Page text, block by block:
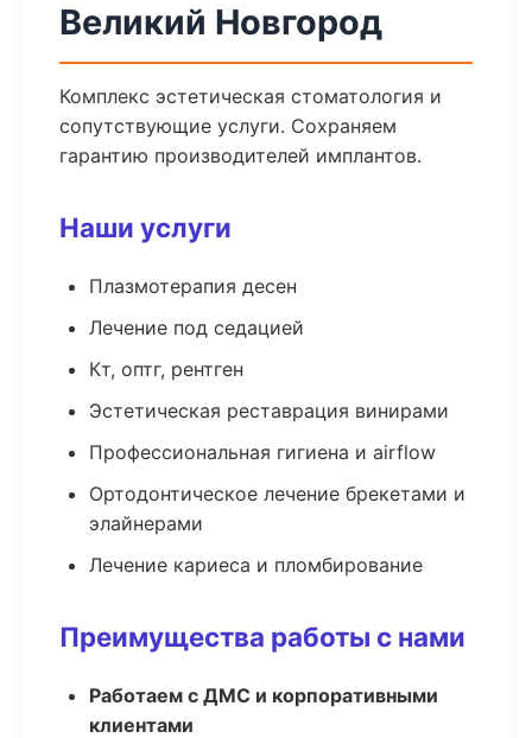
Великий Новгород
Комплекс эстетическая стоматология и
сопутствующие услуги. Сохраняем
гарантию производителей имплантов.
Наши услуги
Плазмотерапия десен
Лечение под седацией
Кт, оптг, рентген
Эстетическая реставрация винирами
Профессиональная гигиена и airflow
Ортодонтическое лечение брекетами и
элайнерами
Лечение кариеса и пломбирование
Преимущества работы с нами
Работаем с ДМС и корпоративными
клиентами